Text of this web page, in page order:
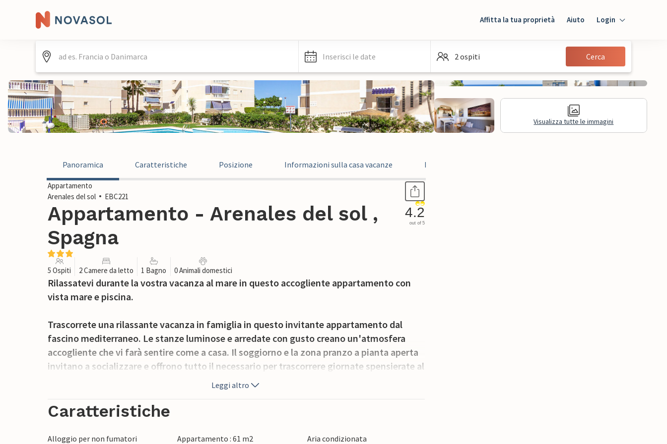
Affitta la tua proprietà Aiuto Login
Ospiti
Inserisci le date 2 ospiti Cerca
Visualizza tutte le immagini
Panoramica Caratteristiche Posizione Informazioni sulla casa vacanze Recensioni
Appartamento
Arenales del sol
EBC221
Appartamento - Arenales del sol ,
Spagna
4.2
out of 5
5 Ospiti 2 Camere da letto 1 Bagno 0 Animali domestici
Rilassatevi durante la vostra vacanza al mare in questo accogliente appartamento con
vista mare e piscina.
Trascorrete una rilassante vacanza in famiglia in questo invitante appartamento dal
fascino mediterraneo. Le stanze luminose e arredate con gusto creano un'atmosfera
accogliente che vi farà sentire come a casa. Il soggiorno e la zona pranzo a pianta aperta
invitano a socializzare e offrono tutto il necessario per trascorrere giornate spensierate al
Dal balcone al piano superiore si gode di una splendida vista sull'area della piscina e sul
Leggi altro
Caratteristiche
Alloggio per non fumatori Appartamento : 61 m2
Aria condizionata